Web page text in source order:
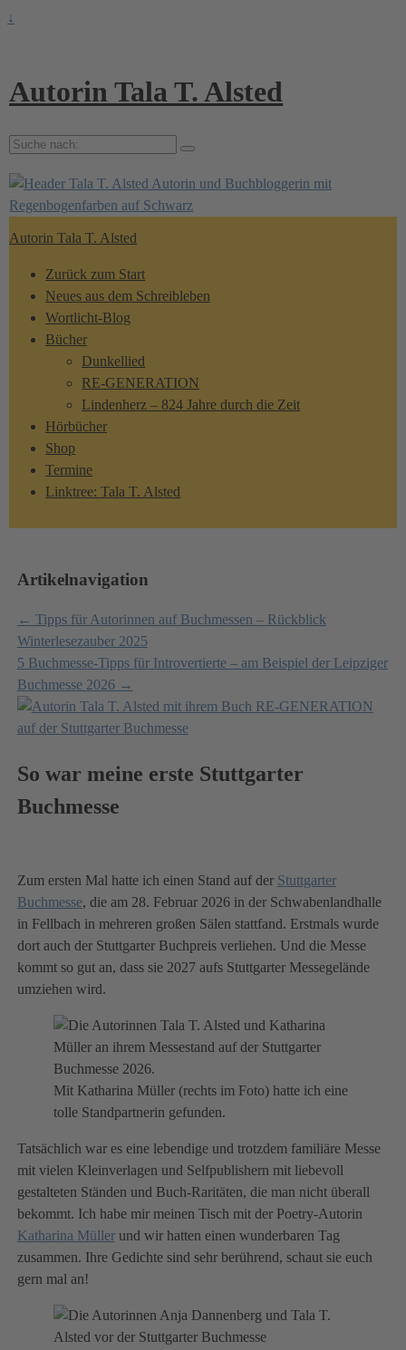
↓
Autorin Tala T. Alsted
Suche
Autorin Tala T. Alsted
Zurück zum Start
Neues aus dem Schreibleben
Wortlicht-Blog
Bücher
Dunkellied
RE-GENERATION
Lindenherz – 824 Jahre durch die Zeit
Hörbücher
Shop
Termine
Linktree: Tala T. Alsted
Artikelnavigation
← Tipps für Autorinnen auf Buchmessen – Rückblick
Winterlesezauber 2025
5 Buchmesse-Tipps für Introvertierte – am Beispiel der Leipziger
Buchmesse 2026 →
So war meine erste Stuttgarter
Buchmesse
Zum ersten Mal hatte ich einen Stand auf der Stuttgarter
Buchmesse, die am 28. Februar 2026 in der Schwabenlandhalle
in Fellbach in mehreren großen Sälen stattfand. Erstmals wurde
dort auch der Stuttgarter Buchpreis verliehen. Und die Messe
kommt so gut an, dass sie 2027 aufs Stuttgarter Messegelände
umziehen wird.
Mit Katharina Müller (rechts im Foto) hatte ich eine
tolle Standpartnerin gefunden.
Tatsächlich war es eine lebendige und trotzdem familiäre Messe
mit vielen Kleinverlagen und Selfpublishern mit liebevoll
gestalteten Ständen und Buch-Raritäten, die man nicht überall
bekommt. Ich habe mir meinen Tisch mit der Poetry-Autorin
Katharina Müllerund wir hatten einen wunderbaren Tag
zusammen. Ihre Gedichte sind sehr berührend, schaut sie euch
gern mal an!